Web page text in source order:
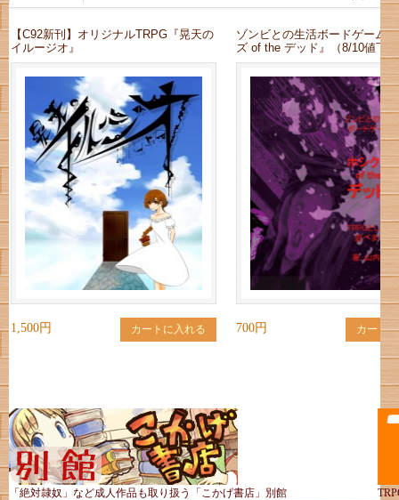
【C92新刊】オリジナルTRPG『晃天の
イルージオ』
1,500円 カートに入れる
ゾンビとの生活ボードゲーム
ズ of the デッド』（8/10値下
700円 カート
「絶対隷奴」など成人作品も取り扱う「こかげ書店」別館